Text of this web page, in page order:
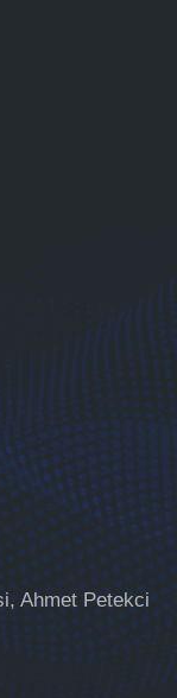
Ahmet Petekci